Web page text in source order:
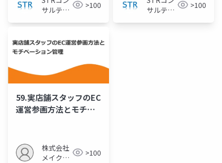
サルティ
>100
サルティ
>100
59.実店舗スタッフのEC
運営参画方法とモチベ
株式会社
メイクア
>100